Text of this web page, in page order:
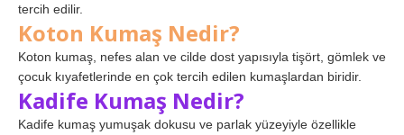
tercih edilir.
Koton Kumaş Nedir?
Koton kumaş, nefes alan ve cilde dost yapısıyla tişört, gömlek ve
çocuk kıyafetlerinde en çok tercih edilen kumaşlardan biridir.
Kadife Kumaş Nedir?
Kadife kumaş yumuşak dokusu ve parlak yüzeyiyle özellikle